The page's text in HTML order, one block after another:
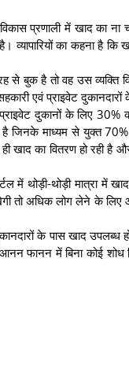
प्रणाली में खाद का ना
व्यापारियों का कहना है
से बुक है तो वह उस व्यक्ति
एवं प्राइवेट दुकानदारों
दुकानों के लिए 30% का
जिनके माध्यम से युक्त 70%
खाद का वितरण हो रही है
में थोड़ी-थोड़ी मात्रा में
तो अधिक लोग लेने के
के पास खाद उपलब्ध
फानन में बिना कोई शोध